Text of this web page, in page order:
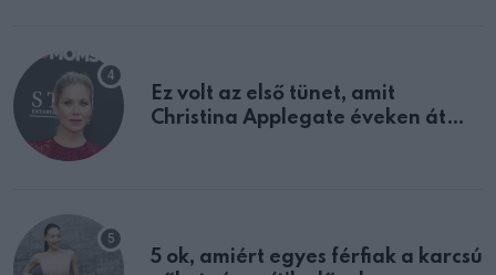
Ez volt az első tünet, amit
Christina Applegate éveken át
5 ok, amiért egyes férfiak a karcsú